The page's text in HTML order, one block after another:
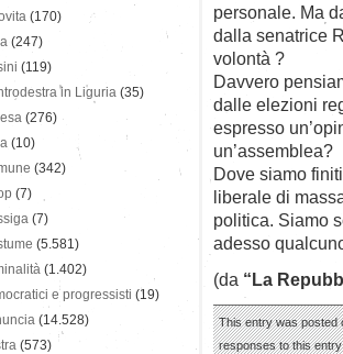
personale. Ma
dalla senatrice
volontà ?
Davvero
dalle elezioni
espresso
un’assemblea?
Dove siamo
liberale di
politica. Siamo
adesso
(da “La
This entry was posted
responses to this
(170)
(247)
(119)
in Liguria (35)
(276)
(10)
(342)
(7)
(7)
(5.581)
(1.402)
e progressisti (19)
(14.528)
(573)